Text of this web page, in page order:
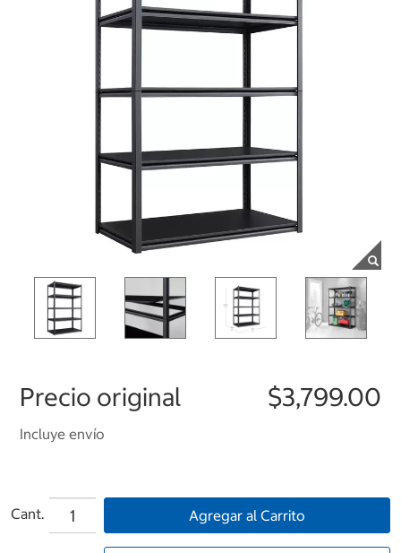
Precio original $3,799.00
Incluye envío
Cant. Agregar al Carrito